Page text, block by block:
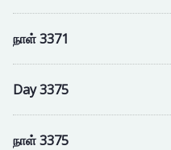
நாள் 3371
Day 3375
நாள் 3375